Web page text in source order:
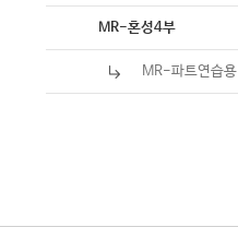
MR-혼성4부
MR-파트연습용